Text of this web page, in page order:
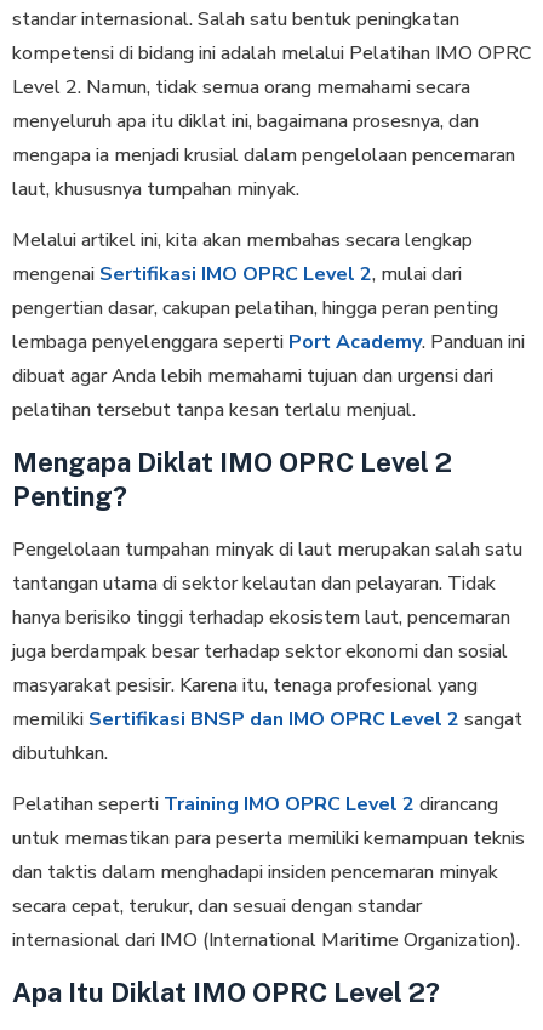
standar internasional. Salah satu bentuk peningkatan
kompetensi di bidang ini adalah melalui Pelatihan IMO OPRC
Level 2. Namun, tidak semua orang memahami secara
menyeluruh apa itu diklat ini, bagaimana prosesnya, dan
mengapa ia menjadi krusial dalam pengelolaan pencemaran
laut, khususnya tumpahan minyak.
Melalui artikel ini, kita akan membahas secara lengkap
mengenai Sertifikasi IMO OPRC Level 2, mulai dari
pengertian dasar, cakupan pelatihan, hingga peran penting
lembaga penyelenggara seperti Port Academy. Panduan ini
dibuat agar Anda lebih memahami tujuan dan urgensi dari
pelatihan tersebut tanpa kesan terlalu menjual.
Mengapa Diklat IMO OPRC Level 2
Penting?
Pengelolaan tumpahan minyak di laut merupakan salah satu
tantangan utama di sektor kelautan dan pelayaran. Tidak
hanya berisiko tinggi terhadap ekosistem laut, pencemaran
juga berdampak besar terhadap sektor ekonomi dan sosial
masyarakat pesisir. Karena itu, tenaga profesional yang
memiliki Sertifikasi BNSP dan IMO OPRC Level 2 sangat
dibutuhkan.
Pelatihan seperti Training IMO OPRC Level 2 dirancang
untuk memastikan para peserta memiliki kemampuan teknis
dan taktis dalam menghadapi insiden pencemaran minyak
secara cepat, terukur, dan sesuai dengan standar
internasional dari IMO (International Maritime Organization).
Apa Itu Diklat IMO OPRC Level 2?